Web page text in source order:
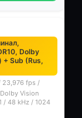
Dolby
+ Sub (Rus,
23,976 fps /
Vision
/ 48 kHz / 1024